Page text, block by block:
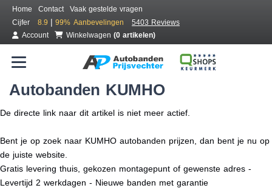
Home Contact
Vaak gestelde vragen
Cijfer
8.9 | 99% Aanbevelingen
5403 Reviews
Account
Winkelwagen (0 artikelen)
Autobanden KUMHO
De directe link naar dit artikel is niet meer actief.
Bent je op zoek naar KUMHO autobanden prijzen, dan bent je nu op
de juiste website.
Gratis levering thuis, gekozen montagepunt of gewenste adres -
Levertijd 2 werkdagen - Nieuwe banden met garantie